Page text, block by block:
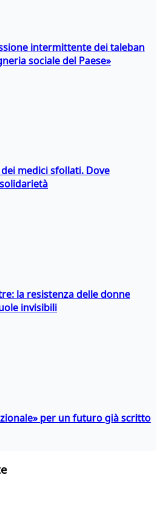
intermittente dei taleban
sociale del Paese»
medici sfollati. Dove
la resistenza delle donne
invisibili
per un futuro già scritto